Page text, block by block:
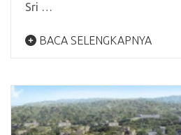
Sri …
BACA SELENGKAPNYA